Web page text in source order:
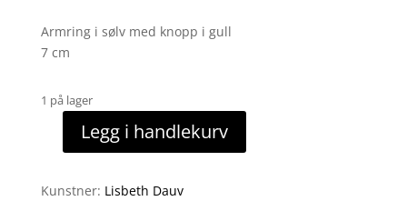
Armring i sølv med knopp i gull
7 cm
1 på lager
ArmringLegg i handlekurv
Kunstner: Lisbeth Dauv